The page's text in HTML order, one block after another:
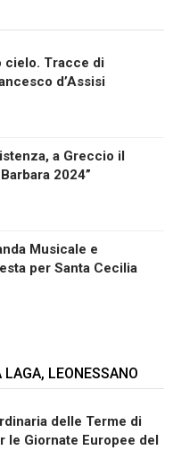
cielo. Tracce di
d’Assisi
a Greccio il
2024”
Musicale e
per Santa Cecilia
LEONESSANO
delle Terme di
le Giornate Europee del